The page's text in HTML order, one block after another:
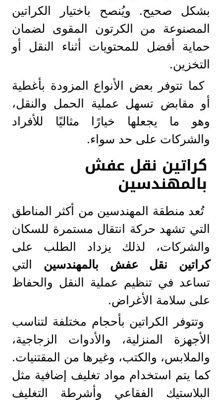
بشكل صحيح. ويُنصح باختيار الكراتين
المصنوعة من الكرتون المقوى لضمان
حماية أفضل للمحتويات أثناء النقل أو
التخزين.
كما تتوفر بعض الأنواع المزودة بأغطية
أو مقابض تسهل عملية الحمل والنقل،
وهو ما يجعلها خيارًا مثاليًا للأفراد
والشركات على حد سواء.
كراتين نقل عفش
بالمهندسين
تُعد منطقة المهندسين من أكثر المناطق
التي تشهد حركة انتقال مستمرة للسكان
والشركات، لذلك يزداد الطلب على
كراتين نقل عفش بالمهندسين التي
تساعد في تنظيم عملية النقل والحفاظ
على سلامة الأغراض.
وتتوفر الكراتين بأحجام مختلفة لتناسب
الأجهزة المنزلية، والأدوات الزجاجية،
والملابس، والكتب، وغيرها من المقتنيات.
كما يتم استخدام مواد تغليف إضافية مثل
البلاستيك الفقاعي وأشرطة التغليف